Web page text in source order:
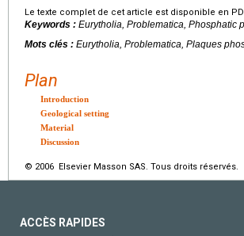
Le texte complet de cet article est disponible en
Keywords : Eurytholia, Problematica, Phosphatic
Mots clés : Eurytholia, Problematica, Plaques
Plan
Introduction
Geological setting
Material
Discussion
© 2006 Elsevier Masson SAS. Tous droits réservés.
ACCÈS RAPIDES